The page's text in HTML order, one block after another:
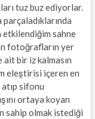
tuz buz ediyorlar.
parçaladıklarında
etkilendiğim sahne
fotoğrafların yer
ait bir iz kalmasın
eleştirisi içeren en
sifonu
ortaya koyan
sahip olmak istediği